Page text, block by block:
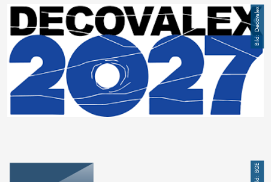
Bild Decovalex
Bild BGE